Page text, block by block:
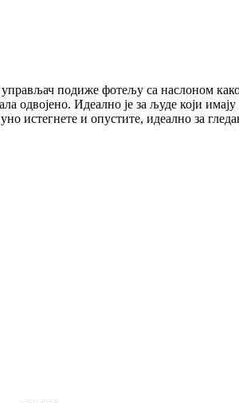
подиже фотељу са наслоном како
одвојено. Идеално је за људе који
истегнете и опустите, идеално за